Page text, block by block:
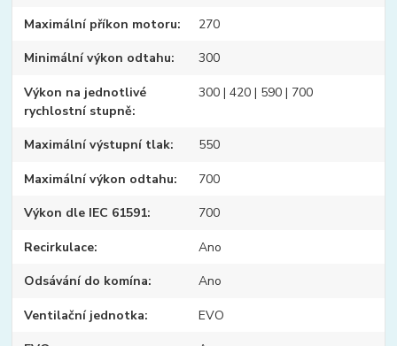
Maximální příkon motoru 270
Minimální výkon odtahu 300
Výkon na jednotlivé
rychlostní stupně
300 | 420 | 590 | 700
Maximální výstupní tlak 550
Maximální výkon odtahu 700
Výkon dle IEC 61591 700
Recirkulace Ano
Odsávání do komína Ano
Ventilační jednotka EVO